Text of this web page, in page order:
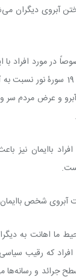
آبروی دیگران
در مورد افراد با
بزرگ است كه در آیۀ 19
و عرض مردم سر و
باایمان نیز
آبروی شخص
ما اهانت به
كه رقیب
جرائد و رسانه‌ها